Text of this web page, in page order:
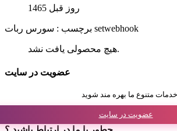
1465 روز قبل
برچسب : سورس ربات setwebhook
هیچ محصولی یافت نشد.
عضویت در سایت
عضویت در سایت